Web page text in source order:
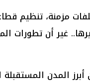
تنظيم
غير أن تطورات
المدن المستقبلة